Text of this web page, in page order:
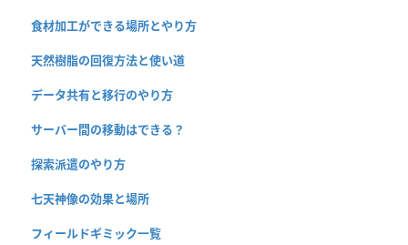
食材加工ができる場所とやり方
天然樹脂の回復方法と使い道
データ共有と移行のやり方
サーバー間の移動はできる？
探索派遣のやり方
七天神像の効果と場所
フィールドギミック一覧